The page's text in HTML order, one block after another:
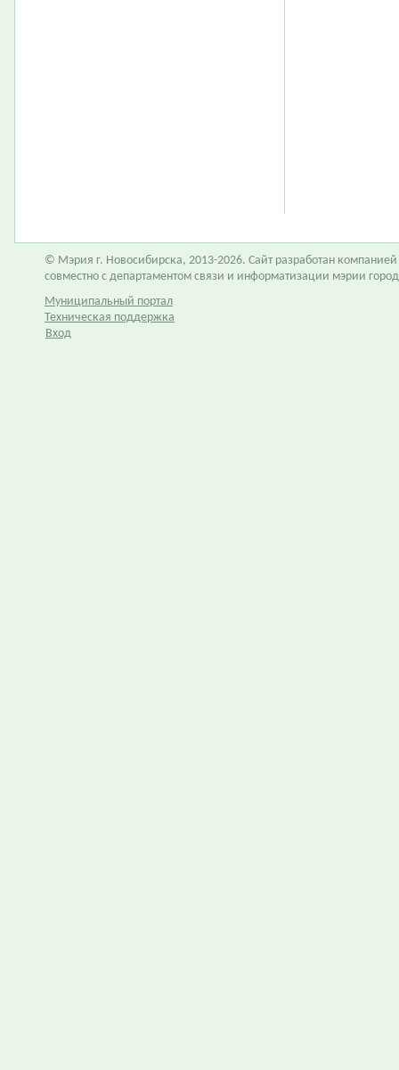
© Мэрия г. Новосибирска, 2013-2026. Сайт разработан компанией
совместно с департаментом связи и информатизации мэрии
Муниципальный портал
Техническая поддержка
Вход